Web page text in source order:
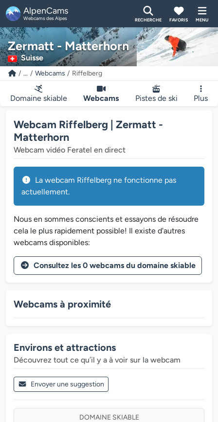
AlpenCams
Webcams des Alpes RECHERCHE FAVORIS MENU
Zermatt - Matterhorn
Suisse
... Webcams Riffelberg
Domaine skiable Webcams Pistes de ski Plus
Webcam Riffelberg | Zermatt -
Matterhorn
Webcam vidéo Feratel en direct
La webcam Riffelberg ne fonctionne pas
actuellement.
Nous en sommes conscients et essayons de résoudre
cela le plus rapidement possible! Il existe d'autres
webcams disponibles:
Consultez les 0 webcams du domaine skiable
Webcams à proximité
Environs et attractions
Découvrez tout ce qu’il y a à voir sur la webcam
Envoyer une suggestion
DOMAINE SKIABLE